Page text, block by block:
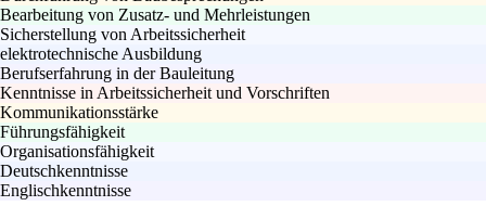
Bearbeitung von Zusatz- und Mehrleistungen
Sicherstellung von Arbeitssicherheit
elektrotechnische Ausbildung
Berufserfahrung in der Bauleitung
Kenntnisse in Arbeitssicherheit und Vorschriften
Kommunikationsstärke
Führungsfähigkeit
Organisationsfähigkeit
Deutschkenntnisse
Englischkenntnisse